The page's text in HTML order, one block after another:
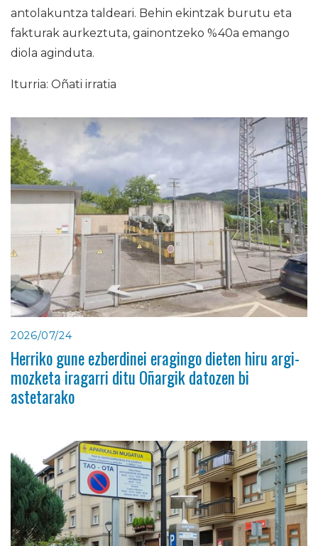
antolakuntza taldeari. Behin ekintzak burutu eta
fakturak aurkeztuta, gainontzeko %40a emango
diola aginduta.
Iturria: Oñati irratia
2026/07/24
Herriko gune ezberdinei eragingo dieten hiru argi-
mozketa iragarri ditu Oñargik datozen bi
astetarako